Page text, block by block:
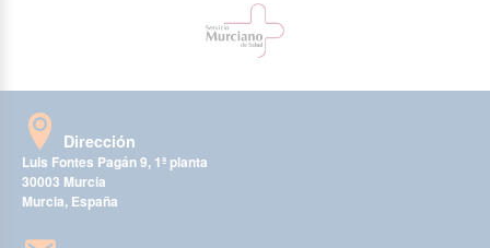
Dirección
Luis Fontes Pagán 9, 1ª planta
30003 Murcia
Murcia, España